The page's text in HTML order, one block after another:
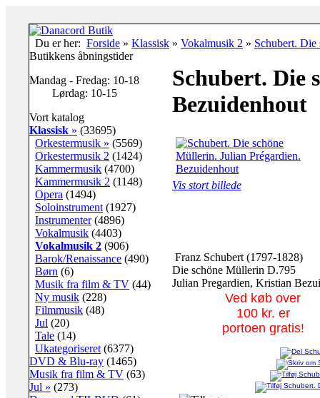
Du er her: Forside » Klassisk » Vokalmusik 2 » Schubert.
Butikkens åbningstider
Mandag - Fredag: 10-18
Lørdag: 10-15
Vort katalog
Klassisk » (33695)
Orkestermusik » (5569)
Orkestermusik 2 (1424)
Kammermusik (4700)
Kammermusik 2 (1148)
Opera (1494)
Soloinstrument (1927)
Instrumenter(4896)
Vokalmusik (4403)
Vokalmusik 2 (906)
Barok/Renaissance (490)
Børn (6)
Musik fra film & TV (44)
Ny musik (228)
Filmmusik (48)
Jul (20)
Tale (14)
Ukategoriseret (6377)
DVD & Blu-ray (1465)
Musik fra film & TV (63)
Jul » (273)
Schubert. Die
Bezuidenhout
Vis stort billede
Franz Schubert (1797-1828)
Die schöne Müllerin D.795
Julian Pregardien, Kristian
Ved køb over
100 kr. er
portoen gratis!